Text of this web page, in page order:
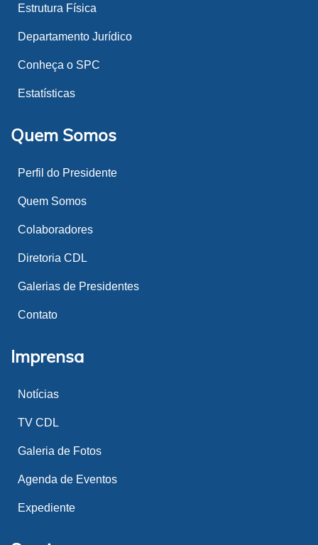
Estrutura Física
Departamento Jurídico
Conheça o SPC
Estatísticas
Quem Somos
Perfil do Presidente
Quem Somos
Colaboradores
Diretoria CDL
Galerias de Presidentes
Contato
Imprensa
Notícias
TV CDL
Galeria de Fotos
Agenda de Eventos
Expediente